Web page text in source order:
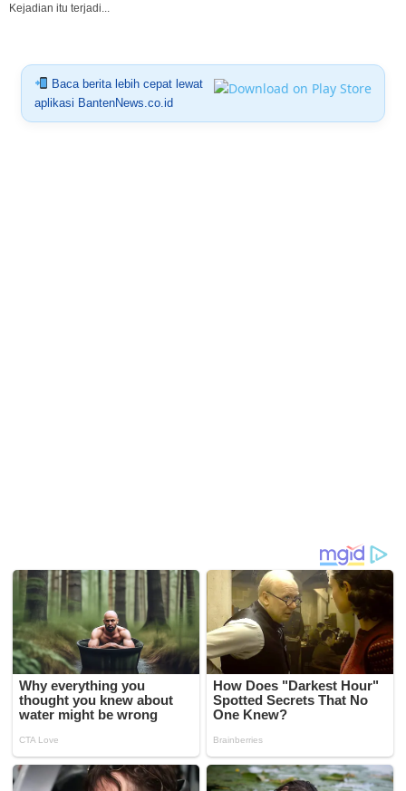
Kejadian itu terjadi...
Baca berita lebih cepat lewat
aplikasi BantenNews.co.id